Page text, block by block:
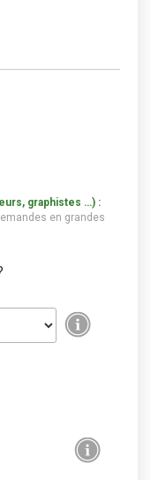
graphistes …) :
en grandes